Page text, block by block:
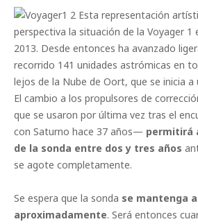
Esta representación
perspectiva la situación de la Voyager 1
2013. Desde entonces ha avanzado
recorrido 141 unidades astrómicas en
lejos de la Nube de Oort, que se inicia a
El cambio a los propulsores de
que se usaron por última vez tras el
con Saturno hace 37 años— permitirá
de la sonda entre dos y tres años
se agote completamente.
Se espera que la sonda se mantenga
aproximadamente. Será entonces